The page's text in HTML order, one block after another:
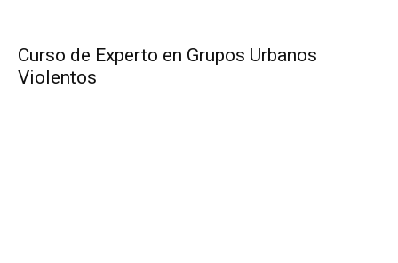
Curso de Experto en Grupos Urbanos
Violentos